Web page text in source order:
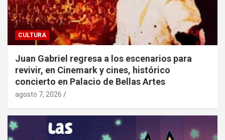
CULTURA
Juan Gabriel regresa a los escenarios para
revivir, en Cinemark y cines, histórico
concierto en Palacio de Bellas Artes
agosto 7, 2026